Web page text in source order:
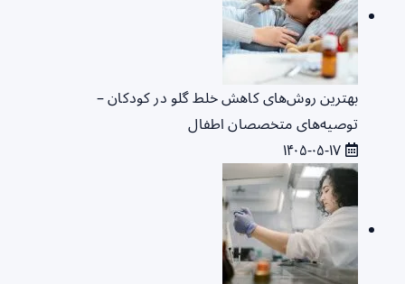
بهترین روش‌های کاهش خلط گلو در کودکان –
توصیه‌های متخصصان اطفال